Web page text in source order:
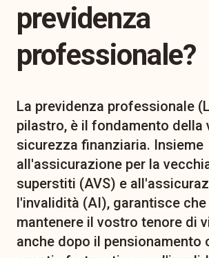
previdenza
professionale?
La previdenza professionale
pilastro, è il fondamento della
sicurezza finanziaria. Insieme
all'assicurazione per la
superstiti (AVS) e
l'invalidità (AI), garantisce
mantenere il vostro tenore di
anche dopo il pensionamento